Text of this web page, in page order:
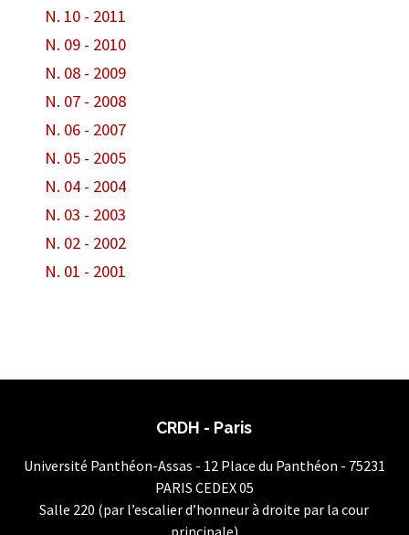
N. 10 - 2011
N. 09 - 2010
N. 08 - 2009
N. 07 - 2008
N. 06 - 2007
N. 05 - 2005
N. 04 - 2004
N. 03 - 2003
N. 02 - 2002
N. 01 - 2001
CRDH - Paris
Université Panthéon-Assas - 12 Place du Panthéon - 75231
PARIS CEDEX 05
Salle 220 (par l’escalier d’honneur à droite par la cour